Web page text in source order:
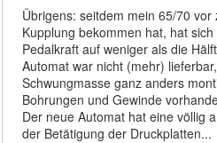
Übrigens: seitdem mein 65/70
Kupplung bekommen hat, hat
Pedalkraft auf weniger als die
Automat war nicht (mehr)
Schwungmasse ganz anders
Bohrungen und Gewinde
Der neue Automat hat eine völlig
der Betätigung der Druckplatten...